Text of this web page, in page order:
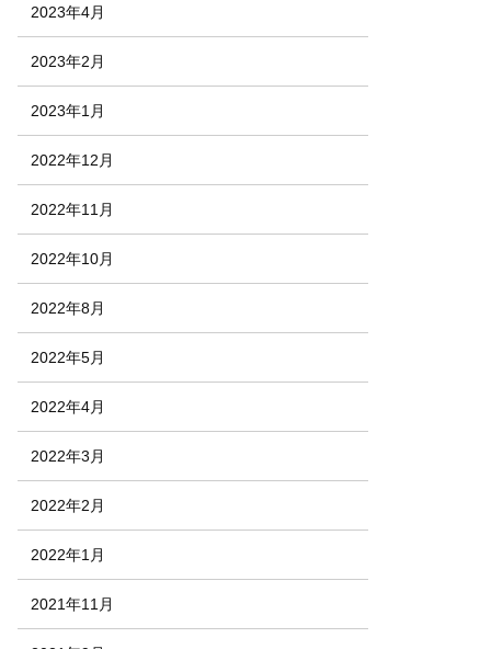
2023年4月
2023年2月
2023年1月
2022年12月
2022年11月
2022年10月
2022年8月
2022年5月
2022年4月
2022年3月
2022年2月
2022年1月
2021年11月